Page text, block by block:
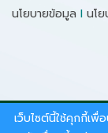
นโยบายข้อมูล I นโ
สงวนลิขสิท
เว็บไซต์นี้ใช้คุกกี้เ